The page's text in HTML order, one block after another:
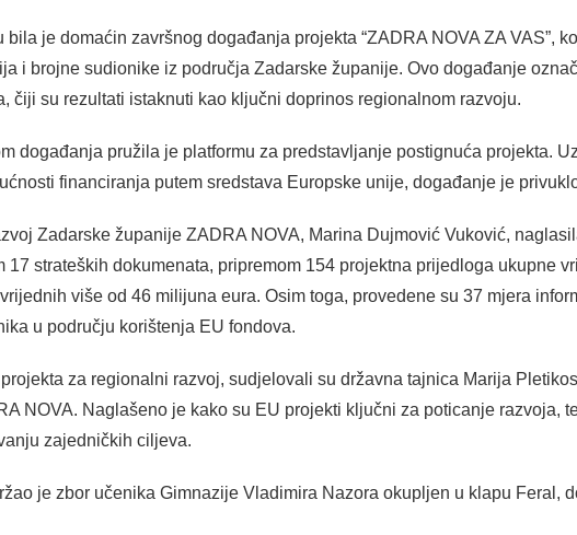
bila je domaćin završnog događanja projekta “ZADRA NOVA ZA VAS”,
i brojne sudionike iz područja Zadarske županije. Ovo događanje
čiji su rezultati istaknuti kao ključni doprinos regionalnom razvoju.
događanja pružila je platformu za predstavljanje postignuća projekta.
financiranja putem sredstava Europske unije, događanje je
Zadarske županije ZADRA NOVA, Marina Dujmović Vuković,
17 strateških dokumenata, pripremom 154 projektna prijedloga ukupne
više od 46 milijuna eura. Osim toga, provedene su 37 mjera
u području korištenja EU fondova.
za regionalni razvoj, sudjelovali su državna tajnica Marija
NOVA. Naglašeno je kako su EU projekti ključni za poticanje razvoja,
zajedničkih ciljeva.
je zbor učenika Gimnazije Vladimira Nazora okupljen u klapu Feral,